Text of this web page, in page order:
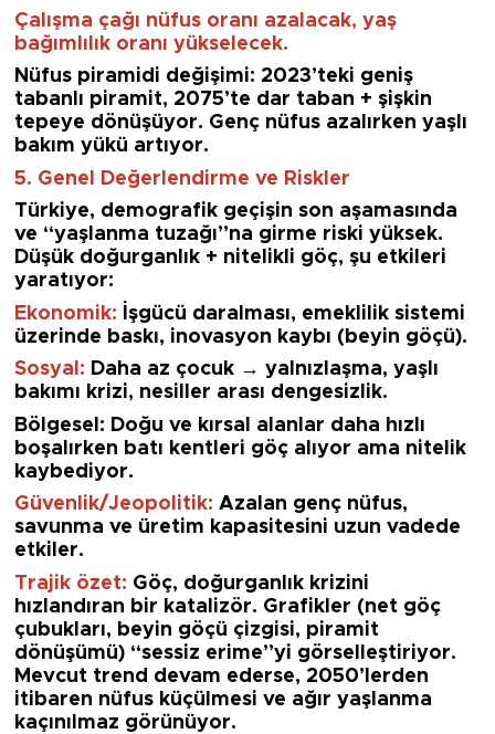
Çalışma çağı nüfus oranı azalacak, yaş
bağımlılık oranı yükselecek.
Nüfus piramidi değişimi: 2023’teki geniş
tabanlı piramit, 2075’te dar taban + şişkin
tepeye dönüşüyor. Genç nüfus azalırken yaşlı
bakım yükü artıyor.
5. Genel Değerlendirme ve Riskler
Türkiye, demografik geçişin son aşamasında
ve “yaşlanma tuzağı”na girme riski yüksek.
Düşük doğurganlık + nitelikli göç, şu etkileri
yaratıyor:
Ekonomik: İşgücü daralması, emeklilik sistemi
üzerinde baskı, inovasyon kaybı (beyin göçü).
Sosyal: Daha az çocuk → yalnızlaşma, yaşlı
bakımı krizi, nesiller arası dengesizlik.
Bölgesel: Doğu ve kırsal alanlar daha hızlı
boşalırken batı kentleri göç alıyor ama nitelik
kaybediyor.
Güvenlik/Jeopolitik: Azalan genç nüfus,
savunma ve üretim kapasitesini uzun vadede
etkiler.
Trajik özet: Göç, doğurganlık krizini
hızlandıran bir katalizör. Grafikler (net göç
çubukları, beyin göçü çizgisi, piramit
dönüşümü) “sessiz erime”yi görselleştiriyor.
Mevcut trend devam ederse, 2050’lerden
itibaren nüfus küçülmesi ve ağır yaşlanma
kaçınılmaz görünüyor.